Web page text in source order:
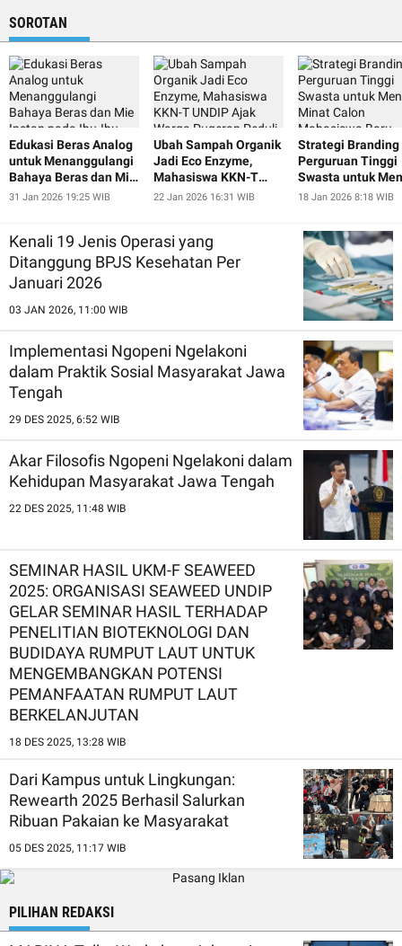
SOROTAN
Edukasi Beras Analog
untuk Menanggulangi
Bahaya Beras dan Mie
Instan pada Ibu-Ibu
31 Jan 2026 19:25 WIB
Ubah Sampah Organik
Jadi Eco Enzyme,
Mahasiswa KKN-T
UNDIP Ajak Warga
22 Jan 2026 16:31 WIB
Strategi Branding
Perguruan Tinggi
Swasta untuk
Minat Calon
18 Jan 2026 8:18 WIB
Kenali 19 Jenis Operasi yang
Ditanggung BPJS Kesehatan Per
Januari 2026
03 JAN 2026, 11:00 WIB
Implementasi Ngopeni Ngelakoni
dalam Praktik Sosial Masyarakat Jawa
Tengah
29 DES 2025, 6:52 WIB
Akar Filosofis Ngopeni Ngelakoni dalam
Kehidupan Masyarakat Jawa Tengah
22 DES 2025, 11:48 WIB
SEMINAR HASIL UKM-F SEAWEED
2025: ORGANISASI SEAWEED UNDIP
GELAR SEMINAR HASIL TERHADAP
PENELITIAN BIOTEKNOLOGI DAN
BUDIDAYA RUMPUT LAUT UNTUK
MENGEMBANGKAN POTENSI
PEMANFAATAN RUMPUT LAUT
BERKELANJUTAN
18 DES 2025, 13:28 WIB
Dari Kampus untuk Lingkungan:
Rewearth 2025 Berhasil Salurkan
Ribuan Pakaian ke Masyarakat
05 DES 2025, 11:17 WIB
PILIHAN REDAKSI